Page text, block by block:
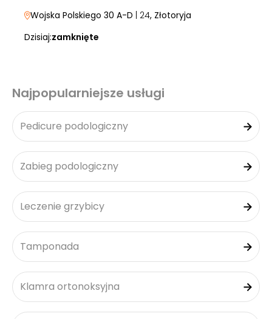
Wojska Polskiego 30 A-D | 24, Złotoryja
Dzisiaj:zamknięte
Najpopularniejsze usługi
Pedicure podologiczny
Zabieg podologiczny
Leczenie grzybicy
Tamponada
Klamra ortonoksyjna